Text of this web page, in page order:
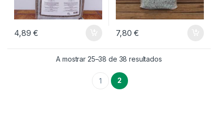
4,89€ 7,80€
A mostrar 25–38 de 38 resultados
1 2